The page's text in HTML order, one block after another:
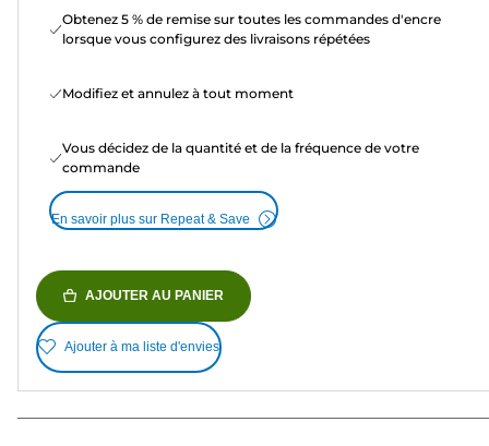
Obtenez 5 % de remise sur toutes les commandes d'encre
lorsque vous configurez des livraisons répétées
Modifiez et annulez à tout moment
Vous décidez de la quantité et de la fréquence de votre
commande
En savoir plus sur Repeat & Save
AJOUTER AU PANIER
Ajouter à ma liste d'envies